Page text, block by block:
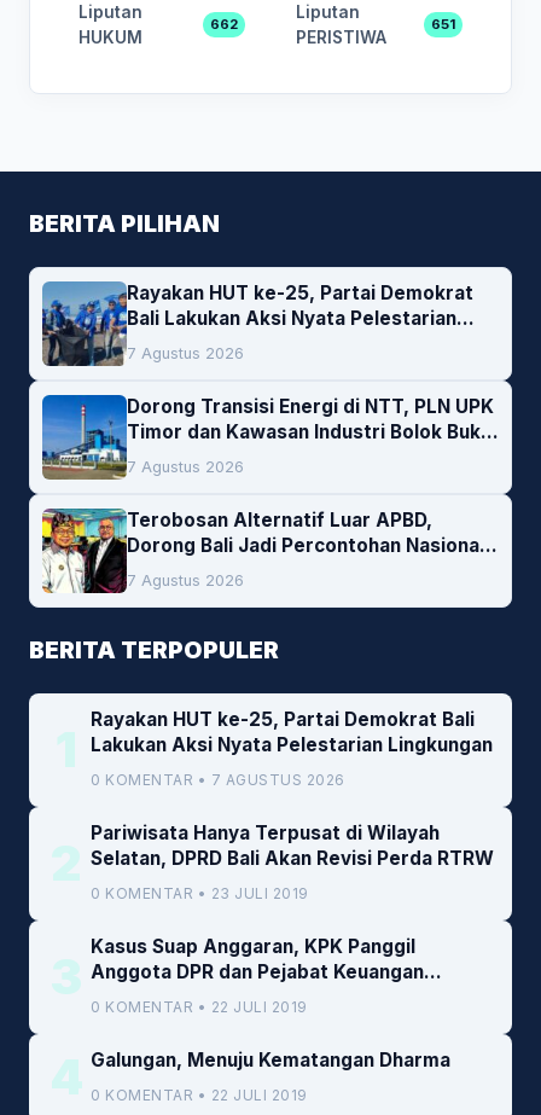
Liputan
HUKUM
662
Liputan
PERISTIWA
651
BERITA PILIHAN
Rayakan HUT ke-25, Partai Demokrat
Bali Lakukan Aksi Nyata Pelestarian
Lingkungan
7 Agustus 2026
Dorong Transisi Energi di NTT, PLN UPK
Timor dan Kawasan Industri Bolok Buka
Peluang Investasi Woodchip untuk
Cofiring PLTU Bolok
7 Agustus 2026
Terobosan Alternatif Luar APBD,
Dorong Bali Jadi Percontohan Nasional
Pembiayaan Daerah
7 Agustus 2026
BERITA TERPOPULER
1
Rayakan HUT ke-25, Partai Demokrat Bali
Lakukan Aksi Nyata Pelestarian Lingkungan
0 KOMENTAR • 7 AGUSTUS 2026
2
Pariwisata Hanya Terpusat di Wilayah
Selatan, DPRD Bali Akan Revisi Perda RTRW
0 KOMENTAR • 23 JULI 2019
3
Kasus Suap Anggaran, KPK Panggil
Anggota DPR dan Pejabat Keuangan
Kemenkeu
0 KOMENTAR • 22 JULI 2019
4 Galungan, Menuju Kematangan Dharma
0 KOMENTAR • 22 JULI 2019